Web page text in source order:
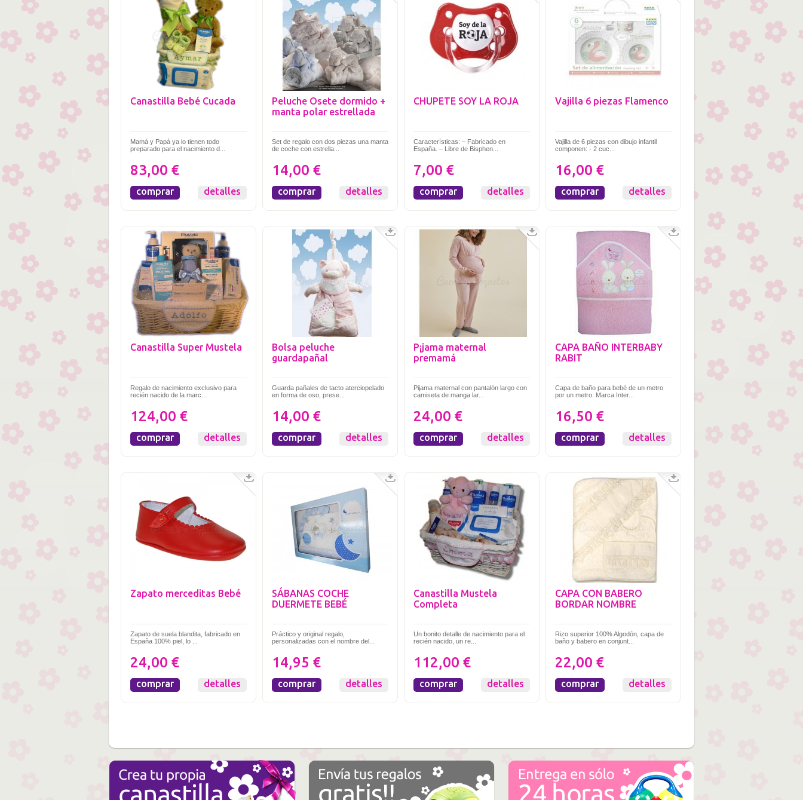
Canastilla Bebé Cucada
Mamá y Papá ya lo tienen todo
preparado para el nacimiento d...
83,00 €
comprar detalles
Peluche Osete dormido +
manta polar estrellada
Set de regalo con dos piezas una manta
de coche con estrella...
14,00 €
comprar detalles
CHUPETE SOY LA ROJA
Características: – Fabricado en
España. – Libre de Bisphen...
7,00 €
comprar detalles
Vajilla 6 piezas Flamenco
Vajilla de 6 piezas con dibujo infantil
componen: - 2 cuc...
16,00 €
comprar detalles
Canastilla Super Mustela
Regalo de nacimiento exclusivo para
recién nacido de la marc...
124,00 €
comprar detalles
Bolsa peluche
guardapañal
Guarda pañales de tacto aterciopelado
en forma de oso, prese...
14,00 €
comprar detalles
P¡jama maternal
premamá
Pijama maternal con pantalón largo con
camiseta de manga lar...
24,00 €
comprar detalles
CAPA BAÑO INTERBABY
RABIT
Capa de baño para bebé de un metro
por un metro. Marca Inter...
16,50 €
comprar detalles
Zapato merceditas Bebé
Zapato de suela blandita, fabricado en
España 100% piel, lo ...
24,00 €
comprar detalles
SÁBANAS COCHE
DUERMETE BEBÉ
Práctico y original regalo,
personalizadas con el nombre del...
14,95 €
comprar detalles
Canastilla Mustela
Completa
Un bonito detalle de nacimiento para el
recién nacido, un re...
112,00 €
comprar detalles
CAPA CON BABERO
BORDAR NOMBRE
Rizo superior 100% Algodón, capa de
baño y babero en conjunt...
22,00 €
comprar detalles